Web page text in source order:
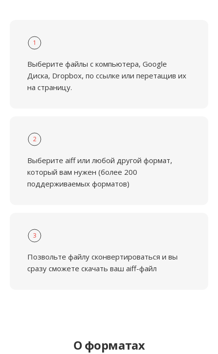
1
Выберите файлы с компьютера, Google
Диска, Dropbox, по ссылке или перетащив их
на страницу.
2
Выберите aiff или любой другой формат,
который вам нужен (более 200
поддерживаемых форматов)
3
Позвольте файлу сконвертироваться и вы
сразу сможете скачать ваш aiff-файл
О форматах